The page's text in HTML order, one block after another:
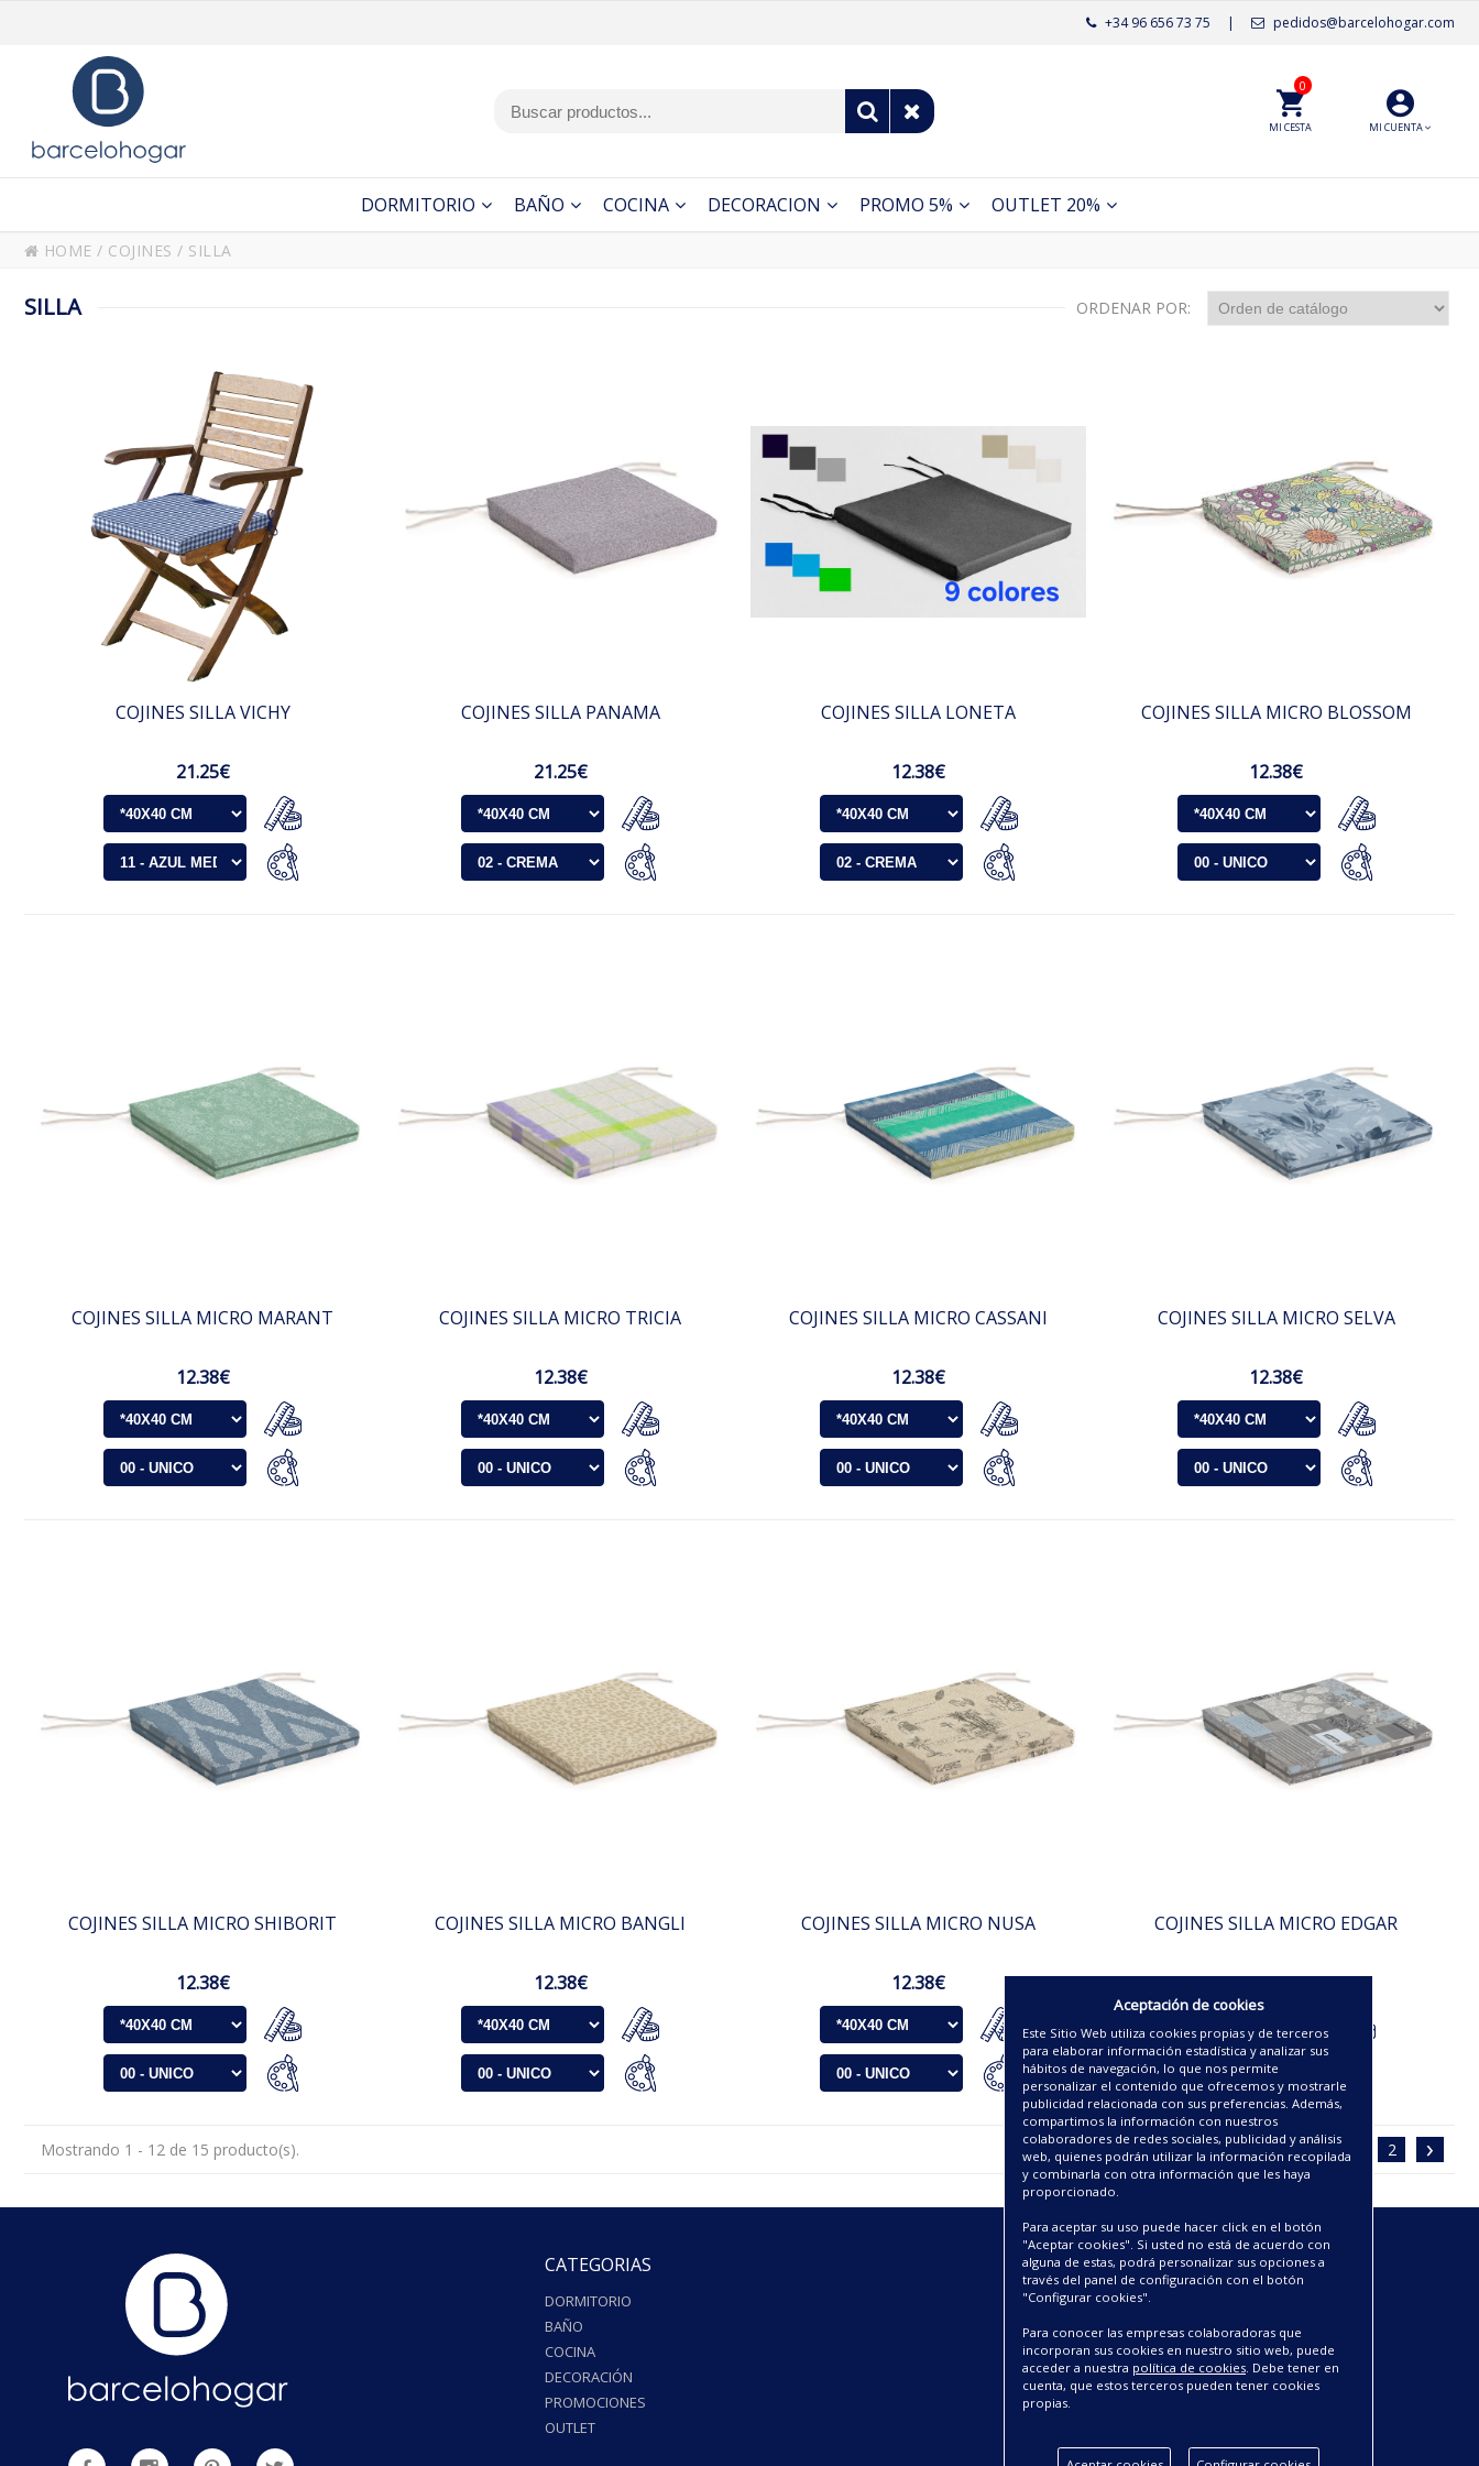
pedidos@barcelohogar.com
|
+34 96 656 73 75
MI CUENTA
MI CESTA
0
DORMITORIO BAÑO COCINA DECORACION PROMO 5% OUTLET 20%
HOME / COJINES / SILLA
SILLA ORDENAR POR:
COJINES SILLA VICHY
21.25€
COJINES SILLA PANAMA
21.25€
COJINES SILLA LONETA
12.38€
COJINES SILLA MICRO BLOSSOM
12.38€
COJINES SILLA MICRO MARANT
12.38€
COJINES SILLA MICRO TRICIA
12.38€
COJINES SILLA MICRO CASSANI
12.38€
COJINES SILLA MICRO SELVA
12.38€
COJINES SILLA MICRO SHIBORIT
12.38€
COJINES SILLA MICRO BANGLI
12.38€
COJINES SILLA MICRO NUSA
12.38€
COJINES SILLA MICRO EDGAR
12.38€
Mostrando 1 - 12 de 15 producto(s). ‹ 1 2 ›
CATEGORIAS
DORMITORIO
BAÑO
COCINA
DECORACIÓN
PROMOCIONES
OUTLET
ENLACES
CATÁLOGOS PDF
SOBRE NOSOTROS
CONDICIONES DE ENVÍO Y ENTREGA
POLÍTICA DE DEVOLUCIONES
AVISO LEGAL
POLÍTICA DE PRIVACIDAD
Aceptación de cookies
Este Sitio Web utiliza cookies propias y de terceros
para elaborar información estadística y analizar sus
hábitos de navegación, lo que nos permite
personalizar el contenido que ofrecemos y mostrarle
publicidad relacionada con sus preferencias. Además,
compartimos la información con nuestros
colaboradores de redes sociales, publicidad y análisis
web, quienes podrán utilizar la información recopilada
y combinarla con otra información que les haya
proporcionado.
Para aceptar su uso puede hacer click en el botón
"Aceptar cookies". Si usted no está de acuerdo con
alguna de estas, podrá personalizar sus opciones a
través del panel de configuración con el botón
"Configurar cookies".
Para conocer las empresas colaboradoras que
incorporan sus cookies en nuestro sitio web, puede
acceder a nuestra política de cookies. Debe tener en
cuenta, que estos terceros pueden tener cookies
propias.